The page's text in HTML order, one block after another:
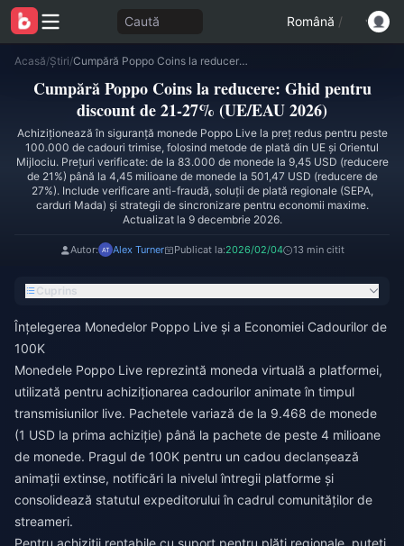
Caută Română /
Acasă/Știri/ Cumpără Poppo Coins la reducere: Ghid pentru discount de 21-27% (UE/EAU 2026)
Cumpără Poppo Coins la reducere: Ghid pentru
discount de 21-27% (UE/EAU 2026)
Achiziționează în siguranță monede Poppo Live la preț redus pentru peste
100.000 de cadouri trimise, folosind metode de plată din UE și Orientul
Mijlociu. Prețuri verificate: de la 83.000 de monede la 9,45 USD (reducere
de 21%) până la 4,45 milioane de monede la 501,47 USD (reducere de
27%). Include verificare anti-fraudă, soluții de plată regionale (SEPA,
carduri Mada) și strategii de sincronizare pentru economii maxime.
Actualizat la 9 decembrie 2026.
Autor: Alex Turner Publicat la:2026/02/04 13 min citit
Cuprins
Înțelegerea Monedelor Poppo Live și a Economiei Cadourilor de
100K
Monedele Poppo Live reprezintă moneda virtuală a platformei,
utilizată pentru achiziționarea cadourilor animate în timpul
transmisiunilor live. Pachetele variază de la 9.468 de monede
(1 USD la prima achiziție) până la pachete de peste 4 milioane
de monede. Pragul de 100K pentru un cadou declanșează
animații extinse, notificări la nivelul întregii platforme și
consolidează statutul expeditorului în cadrul comunităților de
streameri.
Pentru achiziții rentabile cu suport pentru plăți regionale, puteți